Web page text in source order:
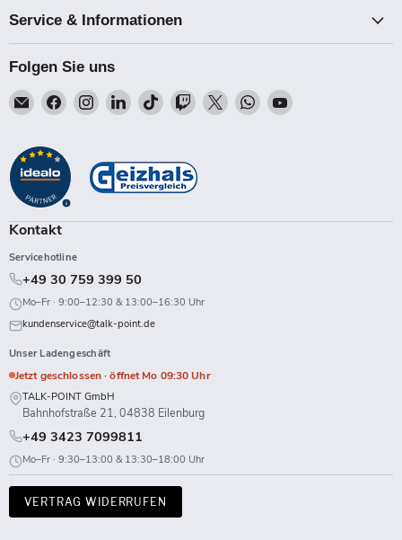
Service & Informationen
Folgen Sie uns
Email
Talk-
Finden
Sie
auf
Facebook
Finden
Sie
auf
Instagram
Finden
Sie
auf
LinkedIn
Finden
Sie
auf
TikTok
Finden
Sie
Twitch
Finden
Sie
Finden
Sie
Finden
Kontakt
Servicehotline
+49 30 759 399 50
Mo–Fr · 9:00–12:30 & 13:00–16:30 Uhr
kundenservice@talk-point.de
Unser Ladengeschäft
Jetzt geschlossen · öffnet Mo 09:30 Uhr
TALK-POINT GmbH
Bahnhofstraße 21, 04838 Eilenburg
+49 3423 7099811
Mo–Fr · 9:30–13:00 & 13:30–18:00 Uhr
VERTRAG WIDERRUFEN